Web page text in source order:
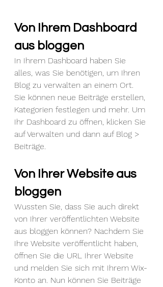
Von Ihrem Dashboard
aus bloggen
In Ihrem Dashboard haben Sie
alles, was Sie benötigen, um Ihren
Blog zu verwalten an einem Ort.
Sie können neue Beiträge erstellen,
Kategorien festlegen und mehr. Um
Ihr Dashboard zu öffnen, klicken Sie
auf Verwalten und dann auf Blog >
Beiträge.
Von Ihrer Website aus
bloggen
Wussten Sie, dass Sie auch direkt
von Ihrer veröffentlichten Website
aus bloggen können? Nachdem Sie
Ihre Website veröffentlicht haben,
öffnen Sie die URL Ihrer Website
und melden Sie sich mit Ihrem Wix-
Konto an. Nun können Sie Beiträge